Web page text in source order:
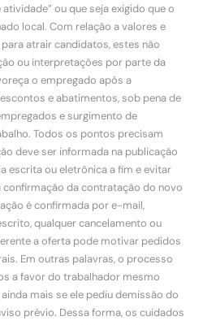
ou que seja exigido que o
local. Com relação a valores e
atrair candidatos, estes não
ou interpretações por parte da
o empregado após a
e abatimentos, sob pena de
e surgimento de
Todos os pontos precisam
deve ser informada na publicação
escrita ou eletrônica a fim e evitar
confirmação da contratação do novo
é confirmada por e-mail,
qualquer cancelamento ou
a oferta pode motivar pedidos
Em outras palavras, o processo
a favor do trabalhador mesmo
mais se ele pediu demissão do
prévio. Dessa forma, os cuidados